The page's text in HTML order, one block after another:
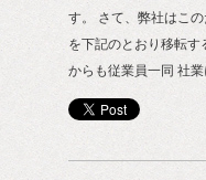
す。 さて、弊社はこ
を下記のとおり移転
からも従業員一同 社
ので、何卒倍旧のご指
い申し上げます。 移